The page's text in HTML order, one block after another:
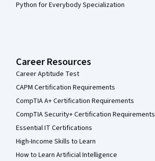
Python for Everybody Specialization
Career Resources
Career Aptitude Test
CAPM Certification Requirements
CompTIA A+ Certification Requirements
CompTIA Security+ Certification Requirements
Essential IT Certifications
High-Income Skills to Learn
How to Learn Artificial Intelligence